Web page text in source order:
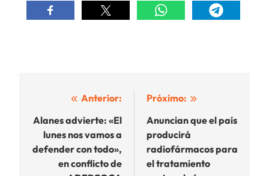
Navegación
de
entradas
Anterior:
Alanes advierte: «El
lunes nos vamos a
defender con todo»,
en conflicto de
Próximo:
Anuncian que el país
producirá
radiofármacos para
el tratamiento